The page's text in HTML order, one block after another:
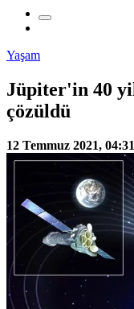
Yaşam
Jüpiter'in 40
çözüldü
12 Temmuz 2021, 04:31